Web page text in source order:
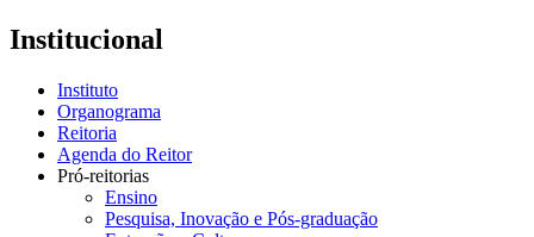
Institucional
Instituto
Organograma
Reitoria
Agenda do Reitor
Pró-reitorias
Ensino
Pesquisa, Inovação e Pós-graduação